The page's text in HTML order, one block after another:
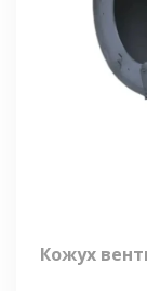
Кожух